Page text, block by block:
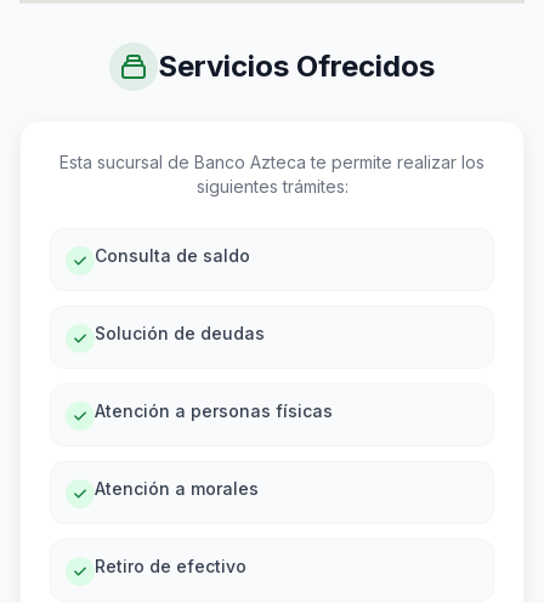
Servicios Ofrecidos
Esta sucursal de Banco Azteca te permite realizar los
siguientes trámites:
Consulta de saldo
Solución de deudas
Atención a personas físicas
Atención a morales
Retiro de efectivo